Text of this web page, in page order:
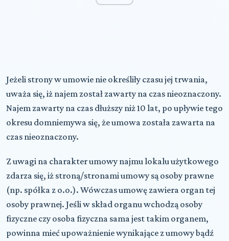
Jeżeli strony w umowie nie określiły czasu jej trwania,
uważa się, iż najem został zawarty na czas nieoznaczony.
Najem zawarty na czas dłuższy niż 10 lat, po upływie tego
okresu domniemywa się, że umowa została zawarta na
czas nieoznaczony.
Z uwagi na charakter umowy najmu lokalu użytkowego
zdarza się, iż stroną/stronami umowy są osoby prawne
(np. spółka z o.o.). Wówczas umowę zawiera organ tej
osoby prawnej. Jeśli w skład organu wchodzą osoby
fizyczne czy osoba fizyczna sama jest takim organem,
powinna mieć upoważnienie wynikające z umowy bądź